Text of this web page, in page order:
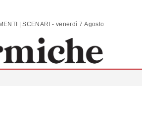
ANALISI | COMMENTI | SCENARI - venerdì 7 Agosto 2026